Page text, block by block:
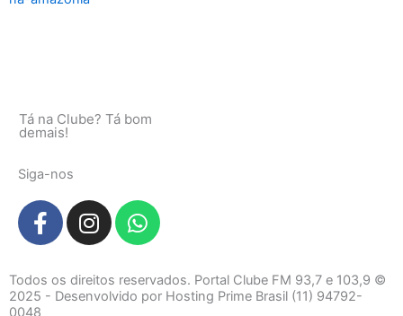
Tá na Clube? Tá bom
demais!
Siga-nos
F
a
e
b
I
n
t
a
W
h
t
s
Todos os direitos reservados. Portal Clube FM 93,7 e 103,9 ©
2025 - Desenvolvido por Hosting Prime Brasil (11) 94792-
0048